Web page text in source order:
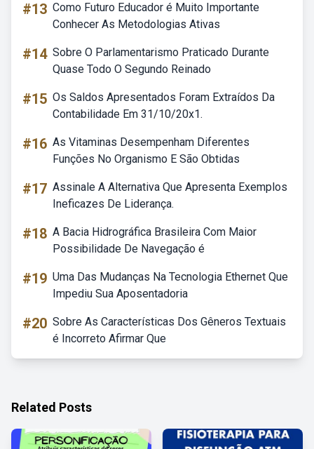
#13 Como Futuro Educador é Muito Importante
Conhecer As Metodologias Ativas
#14 Sobre O Parlamentarismo Praticado Durante
Quase Todo O Segundo Reinado
#15 Os Saldos Apresentados Foram Extraídos Da
Contabilidade Em 31/10/20x1.
#16 As Vitaminas Desempenham Diferentes
Funções No Organismo E São Obtidas
#17 Assinale A Alternativa Que Apresenta Exemplos
Ineficazes De Liderança.
#18 A Bacia Hidrográfica Brasileira Com Maior
Possibilidade De Navegação é
#19 Uma Das Mudanças Na Tecnologia Ethernet Que
Impediu Sua Aposentadoria
#20 Sobre As Características Dos Gêneros Textuais
é Incorreto Afirmar Que
Related Posts